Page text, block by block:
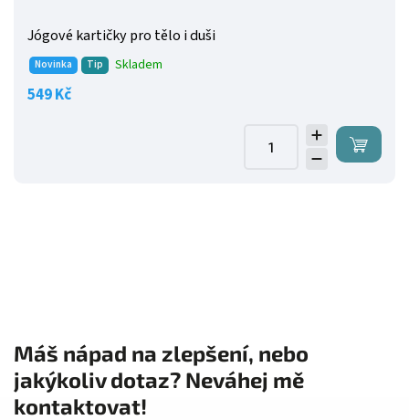
Jógové kartičky pro tělo i duši
Novinka Tip Skladem
549 Kč
Máš nápad na zlepšení, nebo
jakýkoliv dotaz? Neváhej mě
kontaktovat!